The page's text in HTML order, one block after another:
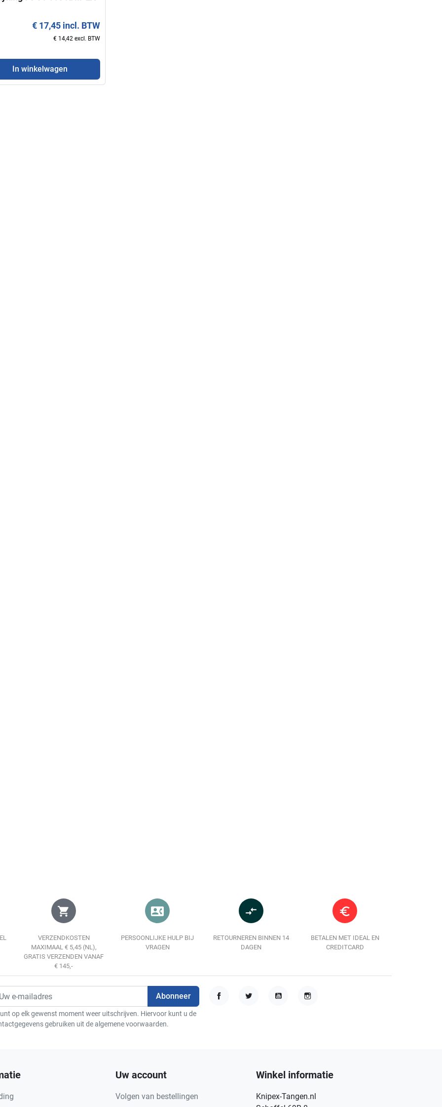
€ 17,45 incl. BTW
€ 14,42 excl. BTW
In winkelwagen
shopping_cart
VERZENDKOSTEN
MAXIMAAL € 5,45 (NL),
GRATIS VERZENDEN VANAF
€ 145,-
contact_phone
PERSOONLIJKE HULP BIJ
VRAGEN
compare_arrows
RETOURNEREN BINNEN 14
DAGEN
euro_symbol
BETALEN MET IDEAL EN
CREDITCARD
op elk gewenst moment weer uitschrijven. Hiervoor kunt u de
gebruiken uit de algemene voorwaarden.
Uw account
Volgen van bestellingen
Winkel informatie
Knipex-Tangen.nl